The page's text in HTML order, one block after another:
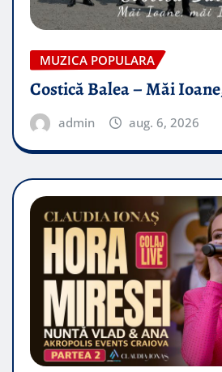
MUZICA POPULARA
Costică Balea – Măi
admin aug. 6, 2026